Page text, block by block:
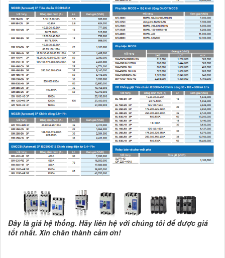
Đây là giá hệ thống. Hãy liên hệ với chúng tôi để được giá
tốt nhất. Xin chân thành cảm ơn!